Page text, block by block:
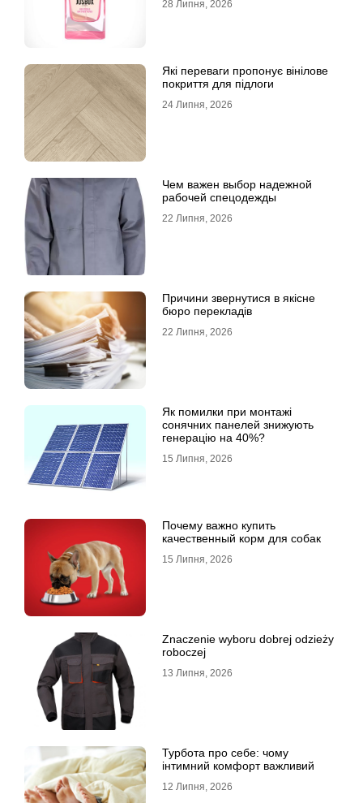
28 Липня, 2026
Які переваги пропонує вінілове
покриття для підлоги
24 Липня, 2026
Чем важен выбор надежной
рабочей спецодежды
22 Липня, 2026
Причини звернутися в якісне
бюро перекладів
22 Липня, 2026
Як помилки при монтажі
сонячних панелей знижують
генерацію на 40%?
15 Липня, 2026
Почему важно купить
качественный корм для собак
15 Липня, 2026
Znaczenie wyboru dobrej odzieży
roboczej
13 Липня, 2026
Турбота про себе: чому
інтимний комфорт важливий
12 Липня, 2026